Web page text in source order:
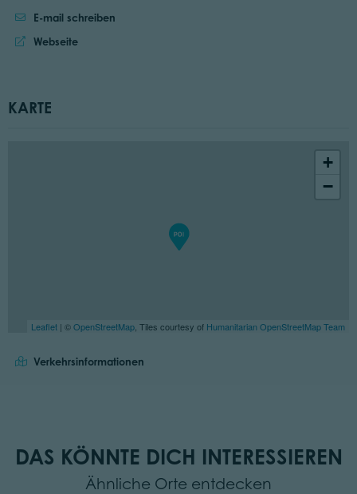
E-mail schreiben
Website:
Webseite
KARTE
+
−
Leaflet | ©OpenStreetMap , Tiles courtesy of Humanitarian OpenStreetMap Team
Verkehrsinformationen
DAS KÖNNTE DICH INTERESSIEREN
Ähnliche Orte entdecken